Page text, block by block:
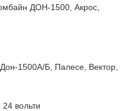
ДОН-1500, Акрос,
1500А/Б, Палесе, Вектор,
вольти